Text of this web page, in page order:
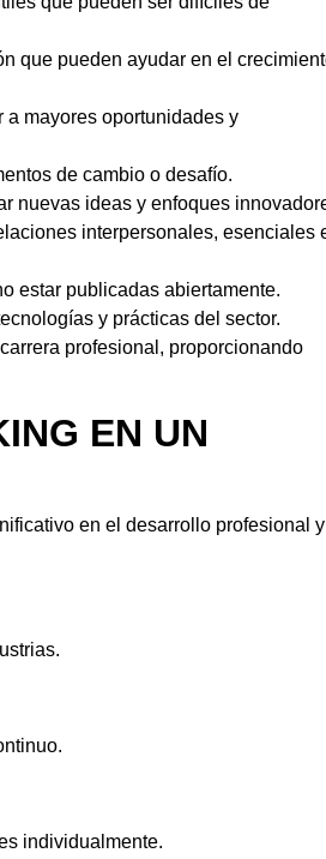
que pueden ayudar en el
mayores oportunidades y
de cambio o desafío.
nuevas ideas y enfoques
interpersonales, esenciales
estar publicadas abiertamente.
y prácticas del sector.
profesional, proporcionando
EN UN
en el desarrollo profesional y
individualmente.